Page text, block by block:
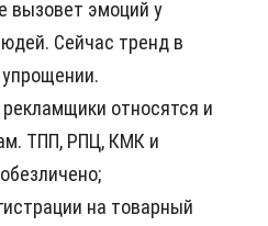
вызовет эмоций у
Сейчас тренд в
относятся и
ТПП, РПЦ, КМК и
на товарный